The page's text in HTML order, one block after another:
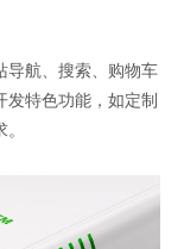
导航、搜索、购物车
特色功能，如定制